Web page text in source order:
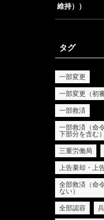
維持））
タグ
一部変更
一部変更（初
一部救済
一部救済（命
下部分を含む）
三重労働局
上告棄却・上
全部救済（命
ない）
全部認容